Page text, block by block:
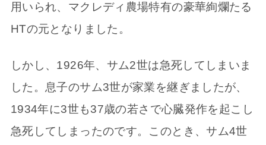
用いられ、マクレディ農場特有の豪華絢爛たる
HTの元となりました。
しかし、1926年、サム2世は急死してしまいま
した。息子のサム3世が家業を継ぎましたが、
1934年に3世も37歳の若さで心臓発作を起こし
急死してしまったのです。このとき、サム4世